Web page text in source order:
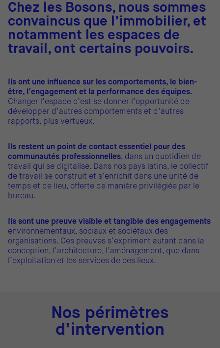
Chez les Bosons, nous sommes
convaincus que l’immobilier, et
notamment les espaces de
travail, ont certains pouvoirs.
Ils ont une influence sur les comportements, le bien-
être, l’engagement et la performance des équipes.
Changer l’espace c’est se donner l’opportunité de
développer d’autres comportements et d’autres
rapports, plus vertueux.
Ils restent un point de contact essentiel pour des
communautés professionnelles, dans un quotidien de
travail qui se digitalise. Dans nos pays latins, le collectif
de travail se construit et s’enrichit dans une unité de
temps et de lieu, offerte de manière privilégiée par le
bureau.
Ils sont une preuve visible et tangible des engagements
environnementaux, sociaux et sociétaux des
organisations. Ces preuves s’expriment autant dans la
conception, l’architecture, l’aménagement, que dans
l’exploitation et les services de ces lieux.
Nos périmètres
d’intervention